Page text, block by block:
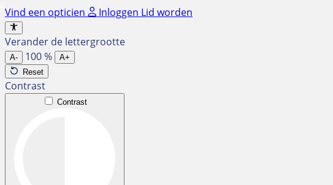
Ga
naar
de
inhoud
Vind een opticien Inloggen Lid worden
Verander de lettergrootte
A- 100%
A+
Reset
Contrast
Contrast